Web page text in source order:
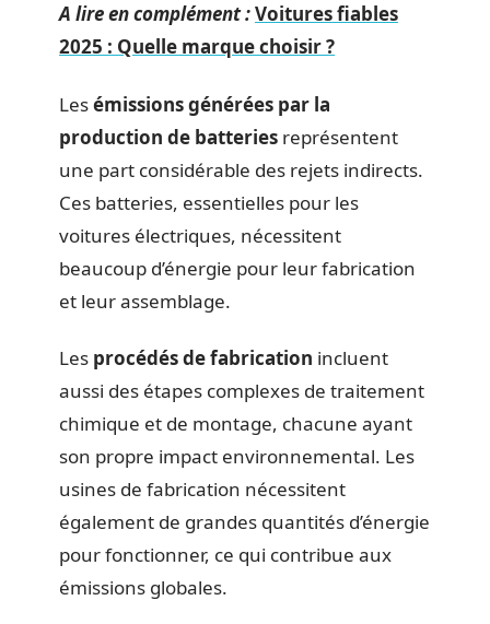
A lire en complément :Voitures fiables
2025 : Quelle marque choisir ?
Lesémissions générées par la
production de batteries représentent
une part considérable des rejets indirects.
Ces batteries, essentielles pour les
voitures électriques, nécessitent
beaucoup d’énergie pour leur fabrication
et leur assemblage.
Les procédés de fabrication incluent
aussi des étapes complexes de traitement
chimique et de montage, chacune ayant
son propre impact environnemental. Les
usines de fabrication nécessitent
également de grandes quantités d’énergie
pour fonctionner, ce qui contribue aux
émissions globales.